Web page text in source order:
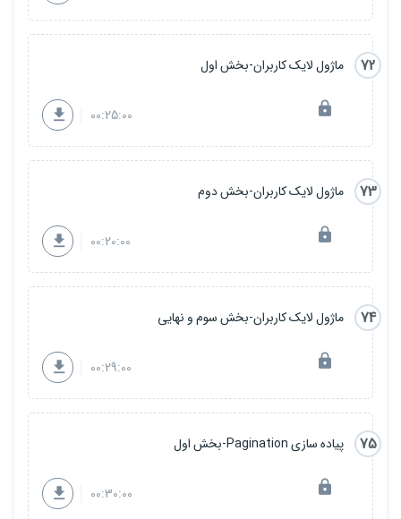
72 ماژول لایک کاربران-بخش اول
00:25:00
73 ماژول لایک کاربران-بخش دوم
00:20:00
74 ماژول لایک کاربران-بخش سوم و نهایی
00:29:00
75 پیاده سازی Pagination-بخش اول
00:30:00